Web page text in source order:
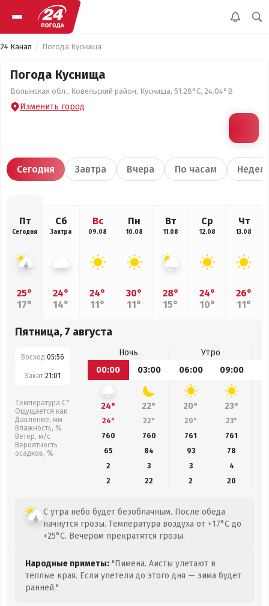
24 Канал Погода Куснища
Погода Куснища
Волынская обл., Ковельский район, Куснища, 51.28°С, 24.04°В
Изменить город
Сегодня Завтра Вчера По часам
Пт
Сегодня
25°
17°
Сб
Завтра
24°
14°
Вс
09.08
24°
11°
Пн
10.08
30°
11°
Вт
11.08
28°
15°
Ср
12.08
24°
10°
Чт
13.08
26°
11°
Пятница, 7 августа
Восход:05:56
Закат:21:01
Температура С°
Ощущается как
Давление, мм
Влажность, %
Ветер, м/с
Вероятность
осадков, %
Ночь
Утро
00:00
03:00 06:00 09:00
24° 22° 20° 23°
24° 22° 20° 23°
760
760 761 761
65
84 93 78
2
3 3
4
2
22 2 20
С утра небо будет безоблачным. После обеда
начнутся грозы. Температура воздуха от +17°C до
+25°C. Вечером прекратятся грозы.
Народные приметы: "Пимена. Аисты улетают в
теплые края. Если улетели до этого дня — зима будет
ранней."